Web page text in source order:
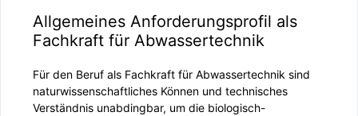
Allgemeines Anforderungsprofil als
Fachkraft für Abwassertechnik
Für den Beruf als Fachkraft für Abwassertechnik sind
naturwissenschaftliches Können und technisches
Verständnis unabdingbar, um die biologisch-